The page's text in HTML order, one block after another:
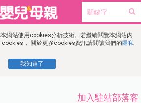
網站使用cookies分析技術。若繼續閱覽本網站內
cookies， 關於更多cookies資訊請閱讀我們的隱私
我知道了
加入駐站部落客